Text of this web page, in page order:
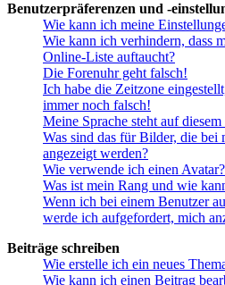
Benutzerpräferenzen und -
Wie kann ich meine
Wie kann ich verhindern, dass
Online-Liste auftaucht?
Die Forenuhr geht falsch!
Ich habe die Zeitzone
immer noch falsch!
Meine Sprache steht auf
Was sind das für Bilder, die bei
angezeigt werden?
Wie verwende ich einen Avatar?
Was ist mein Rang und wie
Wenn ich bei einem Benutzer
werde ich aufgefordert, mich
Beiträge schreiben
Wie erstelle ich ein neues
Wie kann ich einen Beitrag